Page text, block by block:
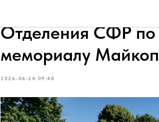
В День памяти и
Отделения СФР по
мемориалу
2026-06-24 09:48